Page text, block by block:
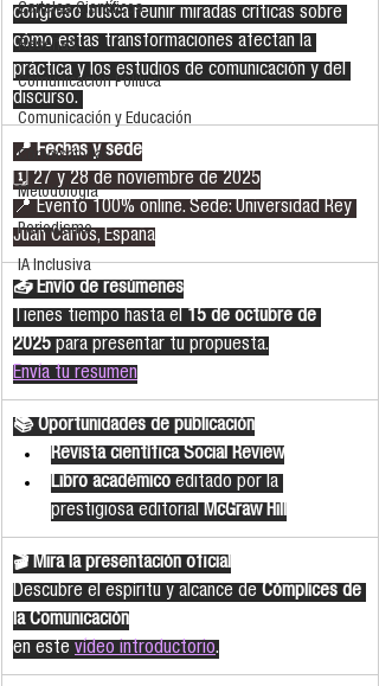
Carteles Científicos
Reseñas
Comunicación Política
Comunicación y Educación
Convocatorias
Metodología
Periodismo
IA Inclusiva
congreso busca reunir miradas críticas sobre
cómo estas transformaciones afectan la
práctica y los estudios de comunicación y del
discurso.
📍 Fechas y sede
🗓 27 y 28 de noviembre de 2025
📍 Evento 100% online. Sede: Universidad Rey
Juan Carlos, España
📤 Envío de resúmenes
Tienes tiempo hasta el 15 de octubre de
2025 para presentar tu propuesta.
Envía tu resumen
📚 Oportunidades de publicación
Revista científica Social Review
Libro académico editado por la
prestigiosa editorial McGraw Hill
🎬 Mira la presentación oficial
Descubre el espíritu y alcance de Cómplices de
la Comunicación
en este vídeo introductorio.